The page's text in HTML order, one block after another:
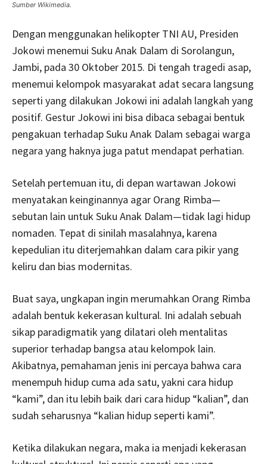
Sumber Wikimedia.
Dengan menggunakan helikopter TNI AU, Presiden
Jokowi menemui Suku Anak Dalam di Sorolangun,
Jambi, pada 30 Oktober 2015. Di tengah tragedi asap,
menemui kelompok masyarakat adat secara langsung
seperti yang dilakukan Jokowi ini adalah langkah yang
positif. Gestur Jokowi ini bisa dibaca sebagai bentuk
pengakuan terhadap Suku Anak Dalam sebagai warga
negara yang haknya juga patut mendapat perhatian.
Setelah pertemuan itu, di depan wartawan Jokowi
menyatakan keinginannya agar Orang Rimba—
sebutan lain untuk Suku Anak Dalam—tidak lagi hidup
nomaden. Tepat di sinilah masalahnya, karena
kepedulian itu diterjemahkan dalam cara pikir yang
keliru dan bias modernitas.
Buat saya, ungkapan ingin merumahkan Orang Rimba
adalah bentuk kekerasan kultural. Ini adalah sebuah
sikap paradigmatik yang dilatari oleh mentalitas
superior terhadap bangsa atau kelompok lain.
Akibatnya, pemahaman jenis ini percaya bahwa cara
menempuh hidup cuma ada satu, yakni cara hidup
“kami”, dan itu lebih baik dari cara hidup “kalian”, dan
sudah seharusnya “kalian hidup seperti kami”.
Ketika dilakukan negara, maka ia menjadi kekerasan